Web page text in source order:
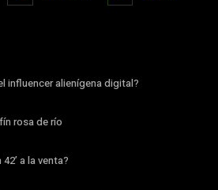
influencer alienígena digital?
rosa de río
a la venta?